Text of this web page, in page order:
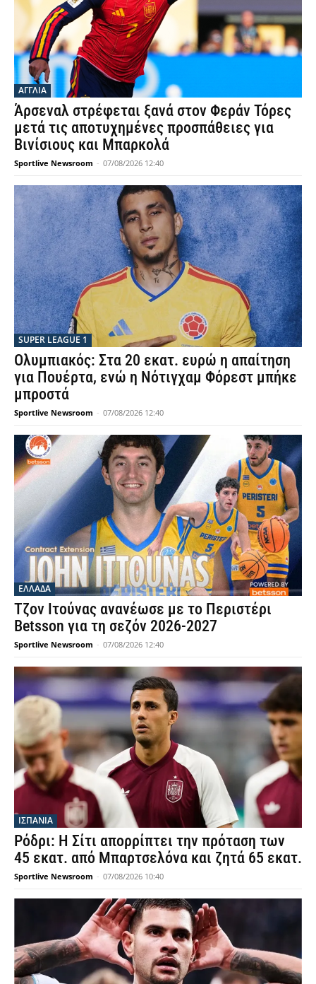
ΑΓΓΛΙΑ
Άρσεναλ στρέφεται ξανά στον Φεράν Τόρες
μετά τις αποτυχημένες προσπάθειες για
Βινίσιους και Μπαρκολά
Sportlive Newsroom - 07/08/2026 12:40
SUPER LEAGUE 1
Ολυμπιακός: Στα 20 εκατ. ευρώ η απαίτηση
για Πουέρτα, ενώ η Νότιγχαμ Φόρεστ μπήκε
μπροστά
Sportlive Newsroom - 07/08/2026 12:40
ΕΛΛΑΔΑ
Τζον Ιτούνας ανανέωσε με το Περιστέρι
Betsson για τη σεζόν 2026-2027
Sportlive Newsroom - 07/08/2026 12:40
ΙΣΠΑΝΙΑ
Ρόδρι: Η Σίτι απορρίπτει την πρόταση των
45 εκατ. από Μπαρτσελόνα και ζητά 65 εκατ.
Sportlive Newsroom - 07/08/2026 10:40